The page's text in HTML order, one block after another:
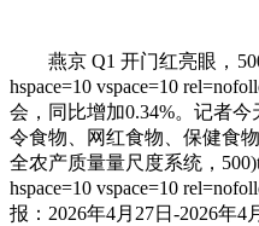
燕京 Q1 开门红亮眼，
hspace=10 vspace=10
会，同比增加0.34%。记者
令食物、网红食物、保健食
全农产质量量尺度系统，
hspace=10 vspace=10
报：2026年4月27日-2026年